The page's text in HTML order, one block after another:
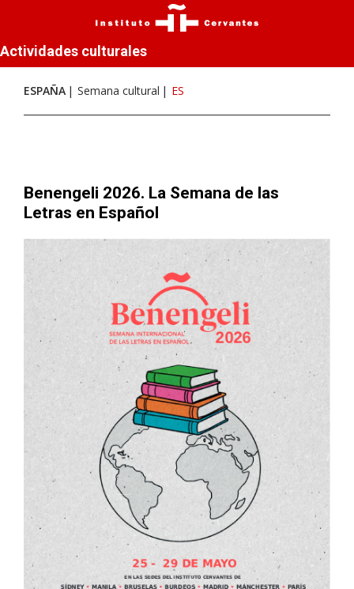
Actividades culturales
ESPAÑA Semana cultural ES
Benengeli 2026. La Semana de las
Letras en Español